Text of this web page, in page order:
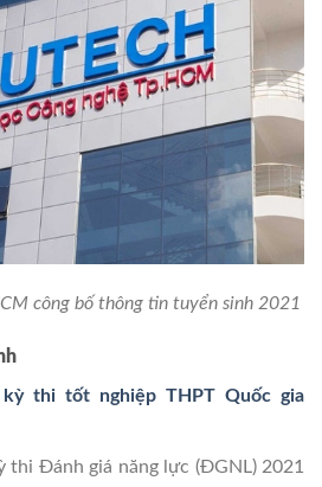
công bố thông tin tuyển sinh 2021
kỳ thi tốt nghiệp THPT Quốc gia
thi Đánh giá năng lực (ĐGNL) 2021